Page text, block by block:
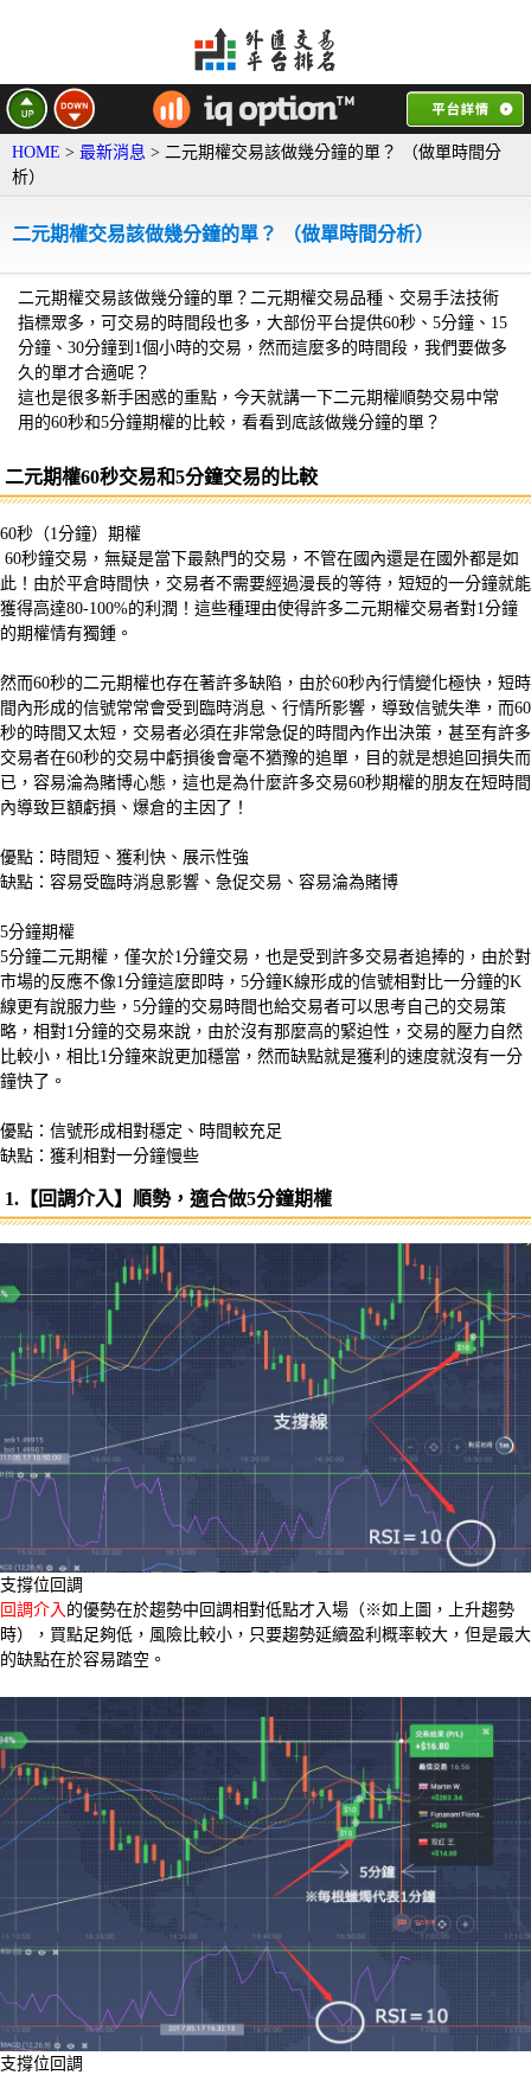
HOME > 最新消息 > 二元期權交易該做幾分鐘的單？ （做單時間分
析）
二元期權交易該做幾分鐘的單？ （做單時間分析）
二元期權交易該做幾分鐘的單？二元期權交易品種、交易手法技術
指標眾多，可交易的時間段也多，大部份平台提供60秒、5分鐘、15
分鐘、30分鐘到1個小時的交易，然而這麼多的時間段，我們要做多
久的單才合適呢？
這也是很多新手困惑的重點，今天就講一下二元期權順勢交易中常
用的60秒和5分鐘期權的比較，看看到底該做幾分鐘的單？
二元期權60秒交易和5分鐘交易的比較
60秒（1分鐘）期權
60秒鐘交易，無疑是當下最熱門的交易，不管在國內還是在國外都是如
此！由於平倉時間快，交易者不需要經過漫長的等待，短短的一分鐘就能
獲得高達80-100%的利潤！這些種理由使得許多二元期權交易者對1分鐘
的期權情有獨鍾。
然而60秒的二元期權也存在著許多缺陷，由於60秒內行情變化極快，短時
間內形成的信號常常會受到臨時消息、行情所影響，導致信號失準，而60
秒的時間又太短，交易者必須在非常急促的時間內作出決策，甚至有許多
交易者在60秒的交易中虧損後會毫不猶豫的追單，目的就是想追回損失而
已，容易淪為賭博心態，這也是為什麼許多交易60秒期權的朋友在短時間
內導致巨額虧損、爆倉的主因了！
優點：時間短、獲利快、展示性強
缺點：容易受臨時消息影響、急促交易、容易淪為賭博
5分鐘期權
5分鐘二元期權，僅次於1分鐘交易，也是受到許多交易者追捧的，由於對
市場的反應不像1分鐘這麼即時，5分鐘K線形成的信號相對比一分鐘的K
線更有說服力些，5分鐘的交易時間也給交易者可以思考自己的交易策
略，相對1分鐘的交易來說，由於沒有那麼高的緊迫性，交易的壓力自然
比較小，相比1分鐘來說更加穩當，然而缺點就是獲利的速度就沒有一分
鐘快了。
優點：信號形成相對穩定、時間較充足
缺點：獲利相對一分鐘慢些
1.【回調介入】順勢，適合做5分鐘期權
支撐位回調
回調介入 的優勢在於趨勢中回調相對低點才入場（※如上圖，上升趨勢
時），買點足夠低，風險比較小，只要趨勢延續盈利概率較大，但是最大
的缺點在於容易踏空。
支撐位回調